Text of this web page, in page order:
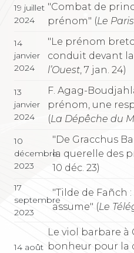
19 juillet
2024
"Combat de
prénom" (Le
14
janvier
2024
"Le prénom
conduit devant
l’Ouest , 7 jan. 24)
13
janvier
2024
F. Agag-
prénom, une
(La Dépêche du
10
décembre
2023
"De Gracchus
la querelle des
10 déc. 23)
17
septembre
2023
"Tilde de Fañch
assume" (Le
14 août
Le viol barbare à
bonheur pour la